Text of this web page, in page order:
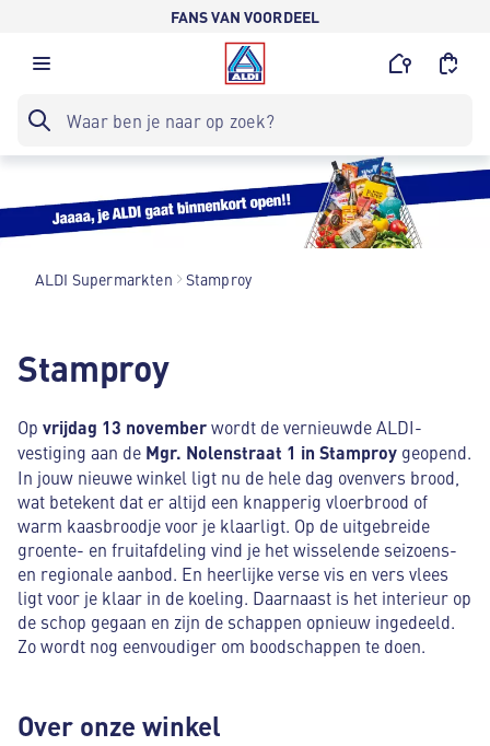
FANS VAN VOORDEEL
ALDI Supermarkten Stamproy
Stamproy
Op vrijdag 13 novemberwordt de vernieuwde ALDI-
vestiging aan de Mgr. Nolenstraat 1 in Stamproy geopend.
In jouw nieuwe winkel ligt nu de hele dag ovenvers brood,
wat betekent dat er altijd een knapperig vloerbrood of
warm kaasbroodje voor je klaarligt. Op de uitgebreide
groente- en fruitafdeling vind je het wisselende seizoens-
en regionale aanbod. En heerlijke verse vis en vers vlees
ligt voor je klaar in de koeling. Daarnaast is het interieur op
de schop gegaan en zijn de schappen opnieuw ingedeeld.
Zo wordt nog eenvoudiger om boodschappen te doen.
Over onze winkel